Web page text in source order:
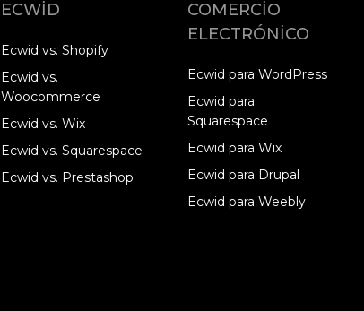
ECWID
Ecwid vs. Shopify
Ecwid vs.
Woocommerce
Ecwid vs. Wix
Ecwid vs. Squarespace
Ecwid vs. Prestashop
COMERCIO
ELECTRÓNICO
Ecwid para WordPress
Ecwid para
Squarespace
Ecwid para Wix
Ecwid para Drupal
Ecwid para Weebly